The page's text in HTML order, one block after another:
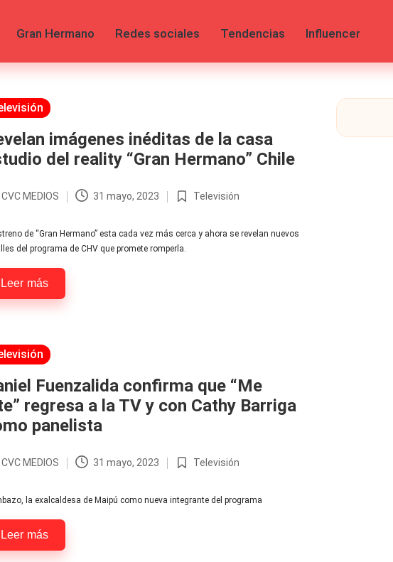
Gran Hermano Redes sociales Tendencias Influencer
imágenes inéditas de la casa
del reality “Gran Hermano” Chile
CVC MEDIOS 31 mayo, 2023
Publicada
Televisión
de “Gran Hermano” esta cada vez más cerca y ahora se revelan nuevos
del programa de CHV que promete romperla.
Leer más
Fuenzalida confirma que “Me
regresa a la TV y con Cathy Barriga
panelista
CVC MEDIOS 31 mayo, 2023
Publicada
Televisión
la exalcaldesa de Maipú como nueva integrante del programa
Leer más